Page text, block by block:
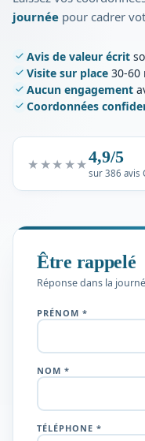
journée pour cadrer
Avis de valeur écrit
Visite sur place 30-
Aucun engagement
Coordonnées
★★★★★4,9/5
sur 386 avis
Être rappelé
Réponse dans la
PRÉNOM *
NOM *
TÉLÉPHONE *